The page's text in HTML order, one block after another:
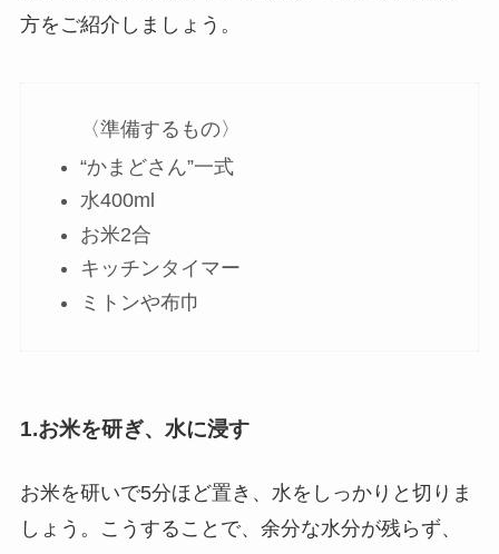
方をご紹介しましょう。
〈準備するもの〉
“かまどさん”一式
水400ml
お米2合
キッチンタイマー
ミトンや布巾
1.お米を研ぎ、水に浸す
お米を研いで5分ほど置き、水をしっかりと切りま
しょう。
こうすることで、余分な水分が残らず、